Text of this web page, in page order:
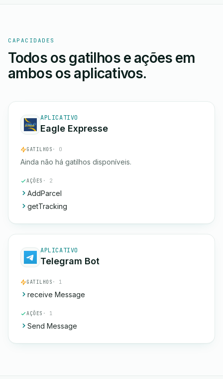
CAPACIDADES
Todos os gatilhos e ações em
ambos os aplicativos.
APLICATIVO
Eagle Expresse
GATILHOS · 0
Ainda não há gatilhos disponíveis.
AÇÕES · 2
AddParcel
getTracking
APLICATIVO
Telegram Bot
GATILHOS · 1
receive Message
AÇÕES · 1
Send Message